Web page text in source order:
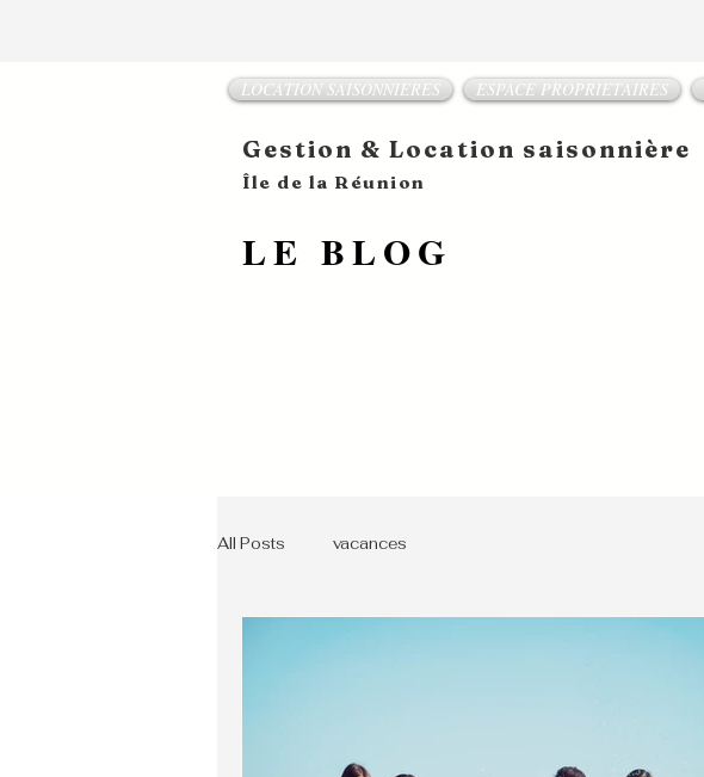
LOCATION SAISONNIERES ESPACE PROPRIETAIRES
Gestion & Location saisonnière
​Île de la Réunion
LE BLOG
All Posts vacances